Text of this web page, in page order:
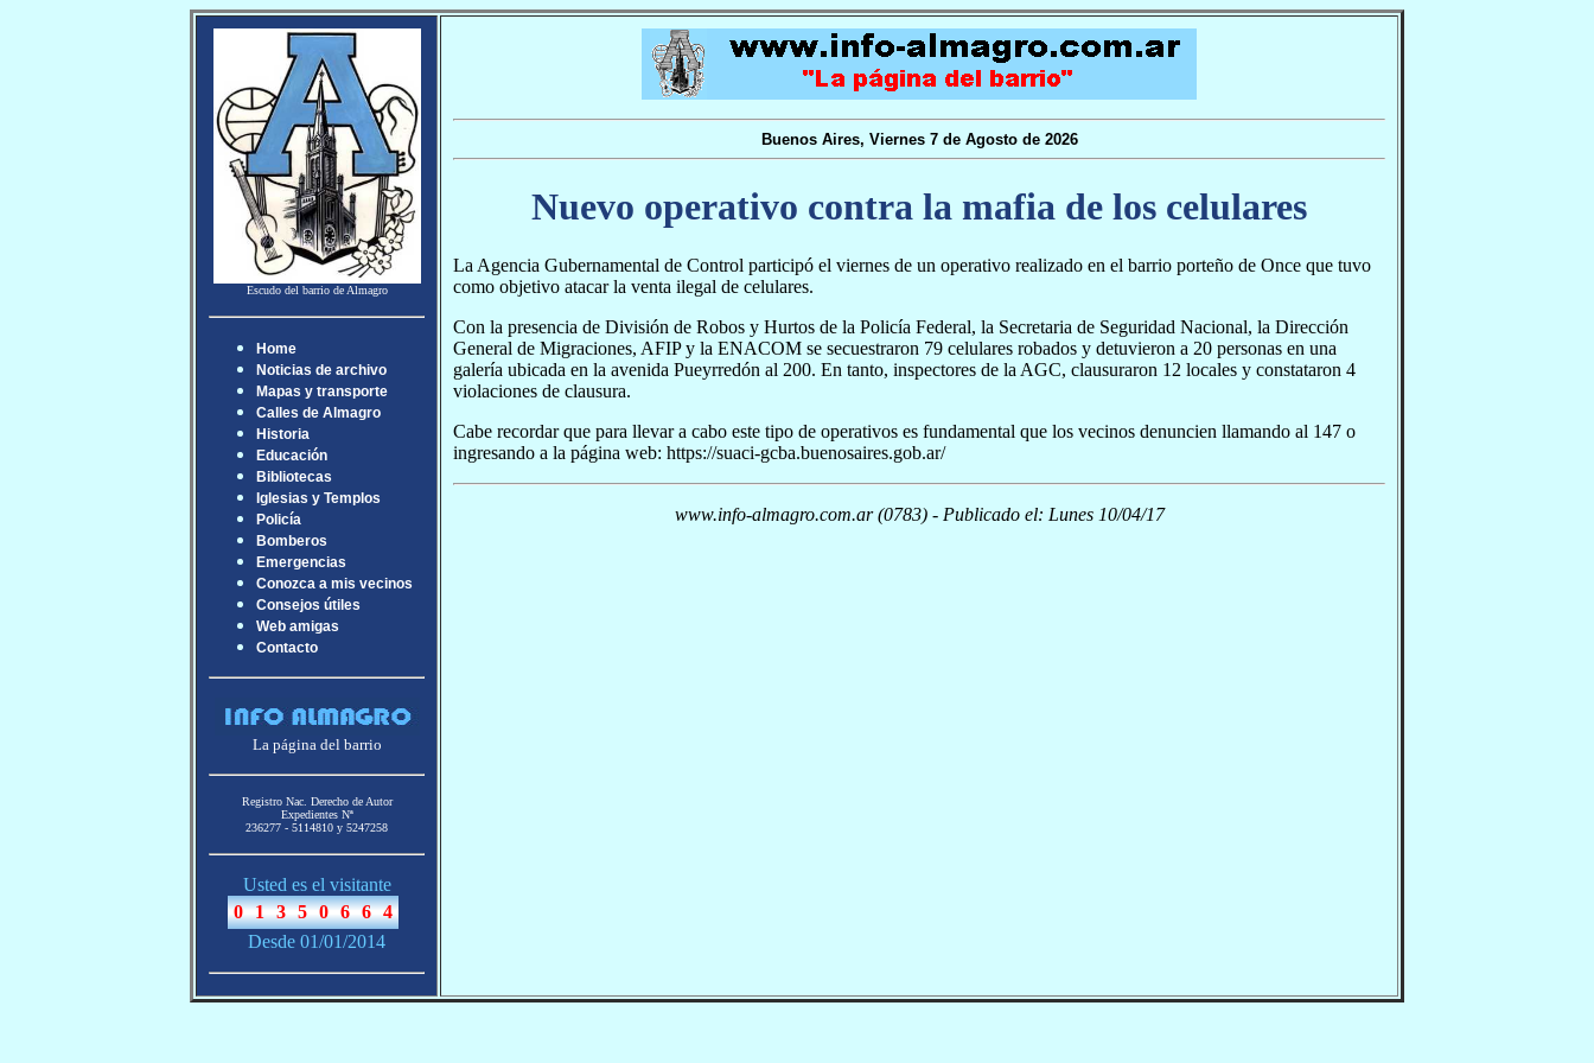
Escudo del barrio de Almagro
Home
Noticias de archivo
Mapas y transporte
Calles de Almagro
Historia
Educación
Bibliotecas
Iglesias y Templos
Policía
Bomberos
Emergencias
Conozca a mis vecinos
Consejos útiles
Web amigas
Contacto
La página del barrio
Registro Nac. Derecho de Autor
Expedientes Nª
236277 - 5114810 y 5247258
Usted es el visitante
Desde 01/01/2014
Buenos Aires, Viernes 7 de Agosto de 2026
Nuevo operativo contra la mafia de los celulares
La Agencia Gubernamental de Control participó el viernes de un operativo realizado en el barrio porteño de Once que tuvo
como objetivo atacar la venta ilegal de celulares.
Con la presencia de División de Robos y Hurtos de la Policía Federal, la Secretaria de Seguridad Nacional, la Dirección
General de Migraciones, AFIP y la ENACOM se secuestraron 79 celulares robados y detuvieron a 20 personas en una
galería ubicada en la avenida Pueyrredón al 200. En tanto, inspectores de la AGC, clausuraron 12 locales y constataron 4
violaciones de clausura.
Cabe recordar que para llevar a cabo este tipo de operativos es fundamental que los vecinos denuncien llamando al 147 o
ingresando a la página web: https://suaci-gcba.buenosaires.gob.ar/
www.info-almagro.com.ar (0783) - Publicado el: Lunes 10/04/17